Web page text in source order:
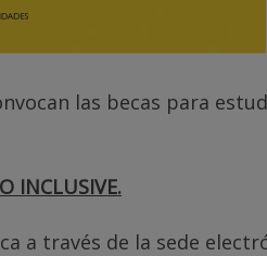
las becas para
INCLUSIVE.
a través de la sede